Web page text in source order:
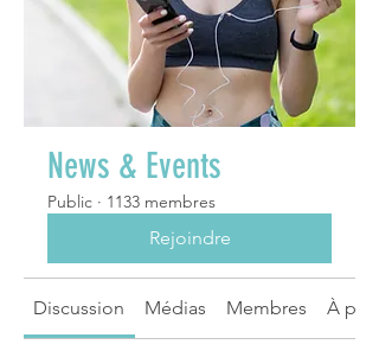
News & Events
Public · 1133 membres
Rejoindre
Discussion Médias Membres À